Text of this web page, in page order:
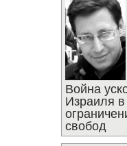
Война
Израиля в
свобод